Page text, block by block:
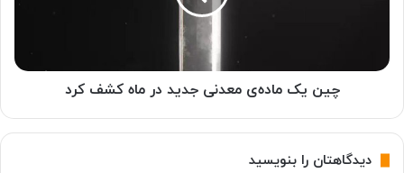
گ
ا
ه‌
ن
چین یک ماده‌ی معدنی جدید در ماه کشف کرد
دیدگاهتان را بنویسید